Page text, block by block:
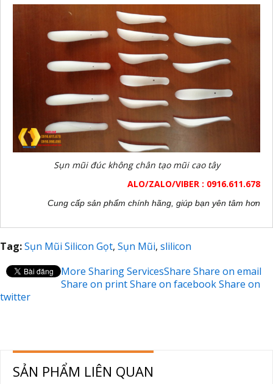
Sụn mũi đúc không chân tạo mũi cao tây
ALO/ZALO/VIBER : 0916.611.678
Cung cấp sản phẩm chính hãng, giúp bạn yên tâm hơn
Tag:Sụn Mũi Silicon Gọt, Sụn Mũi, slilicon
More Sharing ServicesShare Share on email
Share on printShare on facebookShare on
twitter
SẢN PHẨM LIÊN QUAN